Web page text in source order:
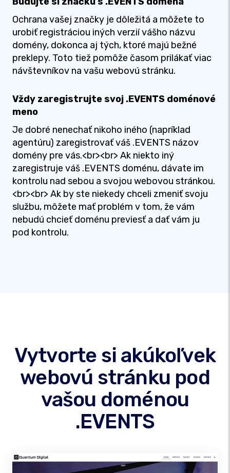
Ochrana vašej značky je dôležitá a môžete to
urobiť registráciou iných verzií vášho názvu
domény, dokonca aj tých, ktoré majú bežné
preklepy. Toto tiež pomôže časom prilákať viac
návštevníkov na vašu webovú stránku.
Vždy zaregistrujte svoj .EVENTS doménové
meno
Je dobré nenechať nikoho iného (napríklad
agentúru) zaregistrovať váš .EVENTS názov
domény pre vás.<br><br> Ak niekto iný
zaregistruje váš .EVENTS doménu, dávate im
kontrolu nad sebou a svojou webovou stránkou.
<br><br> Ak by ste niekedy chceli zmeniť svoju
službu, môžete mať problém v tom, že vám
nebudú chcieť doménu previesť a dať vám ju
pod kontrolu.
Vytvorte si akúkoľvek
webovú stránku pod
vašou doménou
.EVENTS